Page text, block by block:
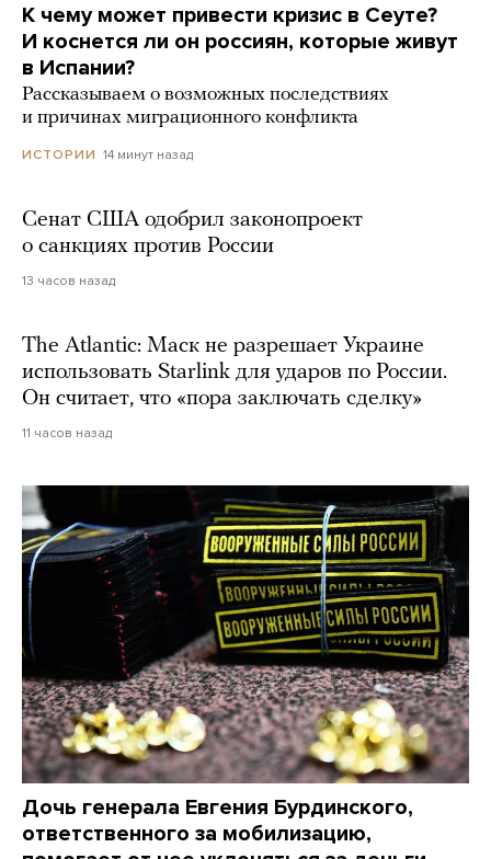
К чему может привести кризис в Сеуте?
И коснется ли он россиян, которые живут
в Испании?
Рассказываем о возможных последствиях
и причинах миграционного конфликта
ИСТОРИИ 14 минут назад
Сенат США одобрил законопроект
о санкциях против России
13 часов назад
The Atlantic: Маск не разрешает Украине
использовать Starlink для ударов по России.
Он считает, что «пора заключать сделку»
11 часов назад
Дочь генерала Евгения Бурдинского,
ответственного за мобилизацию,